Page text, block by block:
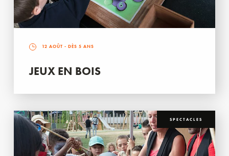
12 AOÛT - DÈS 5 ANS
JEUX EN BOIS
SPECTACLES